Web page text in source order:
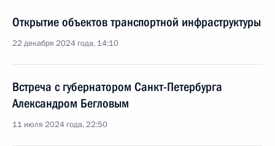
Открытие объектов транспортной инфраструктуры
22 декабря 2024 года, 14:10
Встреча с губернатором Санкт-Петербурга
Александром Бегловым
11 июля 2024 года, 22:50